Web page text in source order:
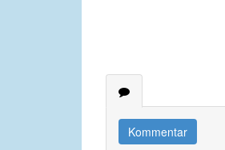
Kommentar